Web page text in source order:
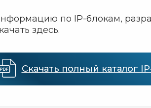
Скачать полный каталог
по IP-блокам,
здесь.